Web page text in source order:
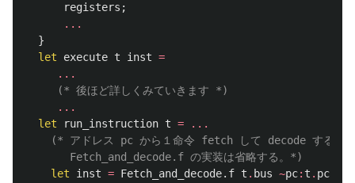
registers ;
...
}
let
execute t inst =
...
(* 後ほど詳しくみていきます *)
...
let
run_instruction t =
...
(* アドレス pc から１命令 fetch して decode する。
       Fetch_and_decode.f の実装は省略する。*)
let
inst = Fetch_and_decode. f t . bus ~pc: t . pc